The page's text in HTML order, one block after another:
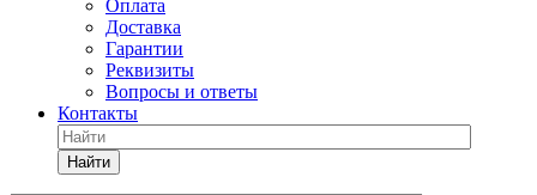
Оплата
Доставка
Гарантии
Реквизиты
Вопросы и ответы
Контакты
Найти